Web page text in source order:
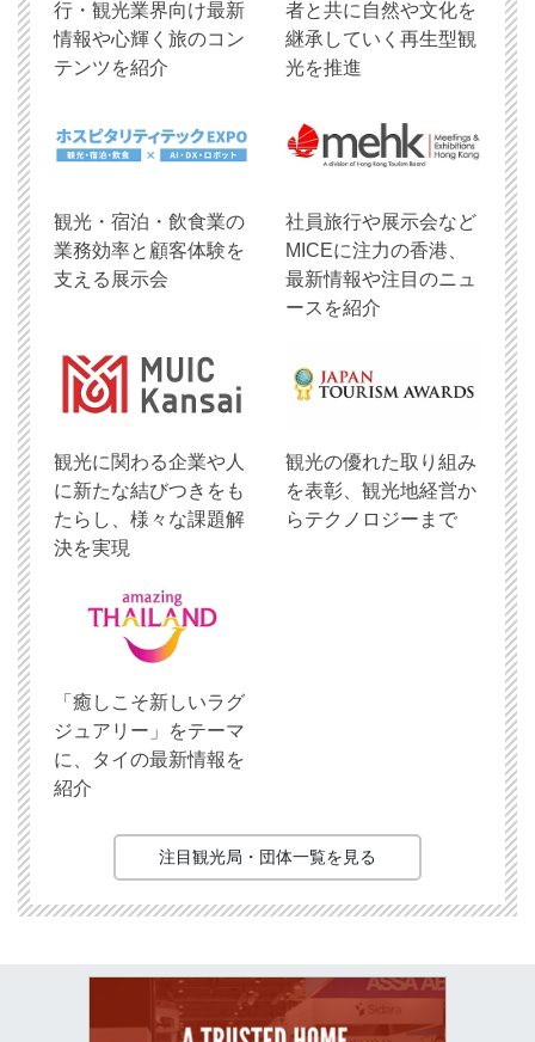
行・観光業界向け最新
情報や心輝く旅のコン
テンツを紹介
者と共に自然や文化を
継承していく再生型観
光を推進
観光・宿泊・飲食業の
業務効率と顧客体験を
支える展示会
社員旅行や展示会など
MICEに注力の香港、
最新情報や注目のニュ
ースを紹介
観光に関わる企業や人
に新たな結びつきをも
たらし、様々な課題解
決を実現
観光の優れた取り組み
を表彰、観光地経営か
らテクノロジーまで
「癒しこそ新しいラグ
ジュアリー」をテーマ
に、タイの最新情報を
紹介
注目観光局・団体一覧を見る